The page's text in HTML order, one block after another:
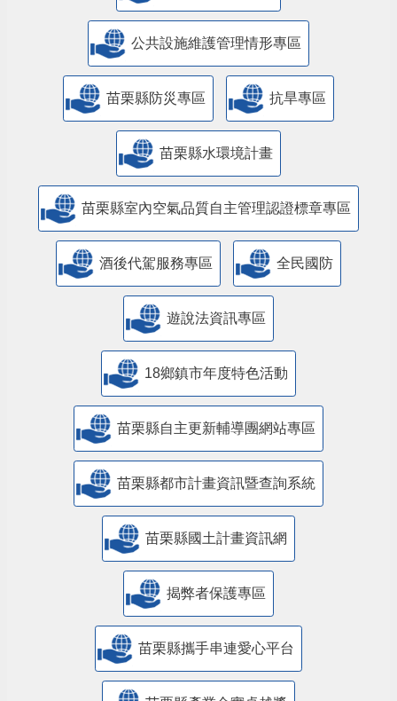
​公共設施維護管理情形專區
苗栗縣防災專區 抗旱專區
苗栗縣水環境計畫
苗栗縣室內空氣品質自主管理認證標章專區
酒後代駕服務專區 全民國防
遊說法資訊專區
18鄉鎮市年度特色活動
苗栗縣自主更新輔導團網站專區
苗栗縣都市計畫資訊暨查詢系統
苗栗縣國土計畫資訊網
揭弊者保護專區
苗栗縣攜手串連愛心平台